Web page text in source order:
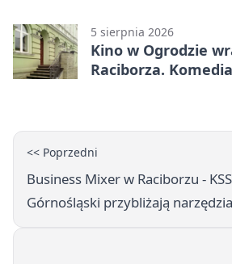
5 sierpnia 2026
Kino w Ogrodzie
Raciborza.
<< Poprzedni
Business Mixer w Raciborzu -
Górnośląski przybliżają